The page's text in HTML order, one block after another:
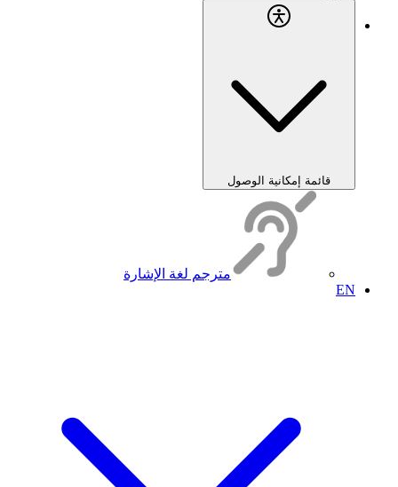
قائمة إمكانية الوصول
مترجم لغة الإشارة
EN